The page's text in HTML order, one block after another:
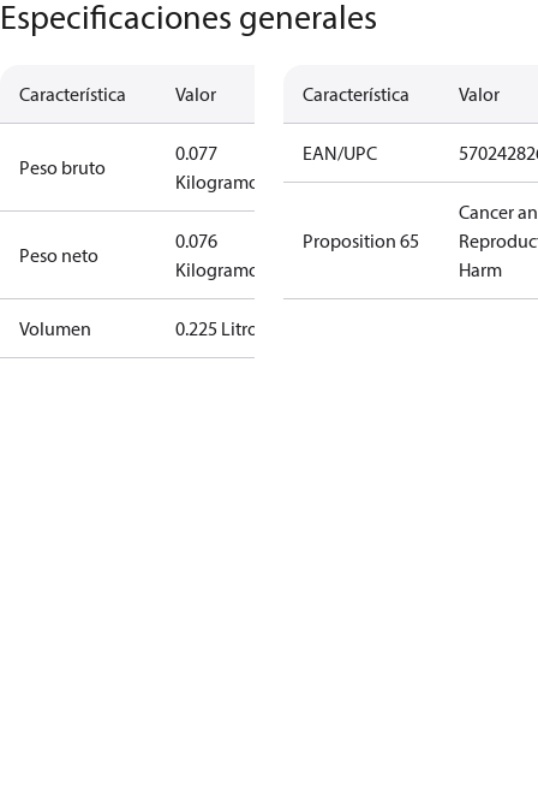
Especificaciones generales
Característica Valor
Peso bruto
0.077
Kilogramo
Peso neto
0.076
Kilogramo
Volumen 0.225 Litro
Característica Valor
EAN/UPC
Proposition 65
Cancer
Harm